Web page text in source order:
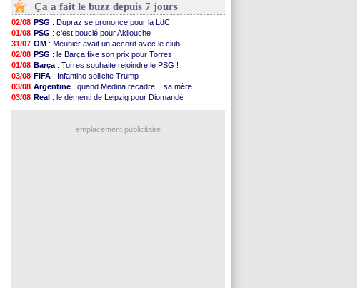
Ça a fait le buzz depuis 7 jours
02/08 PSG : Dupraz se prononce pour la LdC
01/08 PSG : c'est bouclé pour Akliouche !
31/07 OM : Meunier avait un accord avec le club
02/08 PSG : le Barça fixe son prix pour Torres
01/08 Barça : Torres souhaite rejoindre le PSG !
03/08 FIFA : Infantino sollicite Trump
03/08 Argentine : quand Medina recadre... sa mère
03/08 Real : le démenti de Leipzig pour Diomandé
emplacement publicitaire